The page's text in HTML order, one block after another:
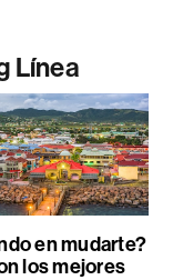
Línea
en mudarte?
los mejores